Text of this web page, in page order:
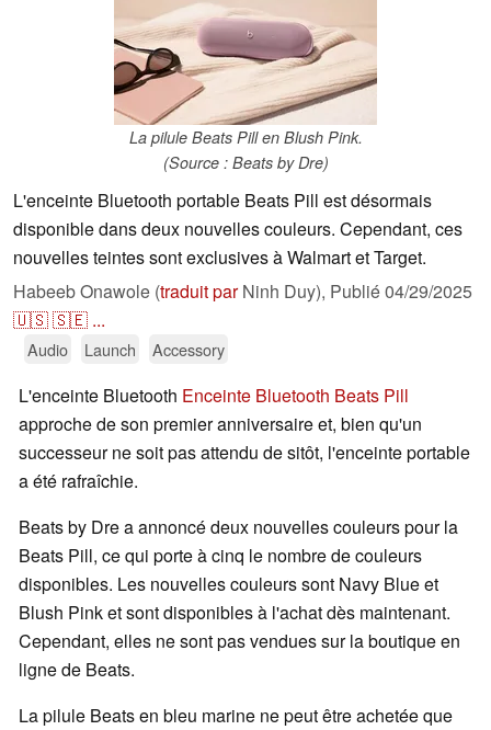
La pilule Beats Pill en Blush Pink.
(Source : Beats by Dre)
L'enceinte Bluetooth portable Beats Pill est désormais
disponible dans deux nouvelles couleurs. Cependant, ces
nouvelles teintes sont exclusives à Walmart et Target.
Habeeb Onawole (traduit parNinh Duy), Publié04/29/2025
🇺🇸🇸🇪 ...
Audio Launch Accessory
L'enceinte Bluetooth Enceinte Bluetooth Beats Pill
approche de son premier anniversaire et, bien qu'un
successeur ne soit pas attendu de sitôt, l'enceinte portable
a été rafraîchie.
Beats by Dre a annoncé deux nouvelles couleurs pour la
Beats Pill, ce qui porte à cinq le nombre de couleurs
disponibles. Les nouvelles couleurs sont Navy Blue et
Blush Pink et sont disponibles à l'achat dès maintenant.
Cependant, elles ne sont pas vendues sur la boutique en
ligne de Beats.
La pilule Beats en bleu marine ne peut être achetée que